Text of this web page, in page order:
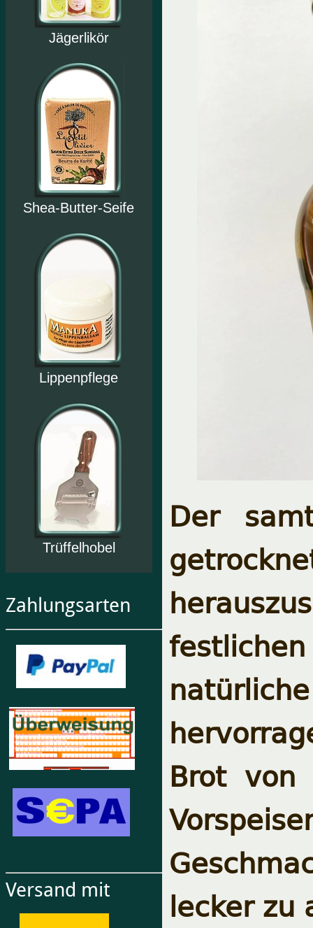
Jägerlikör
Shea-Butter-Seife
Lippenpflege
Trüffelhobel
Zahlungsarten
Versand mit
Der
Brot von
lecker zu